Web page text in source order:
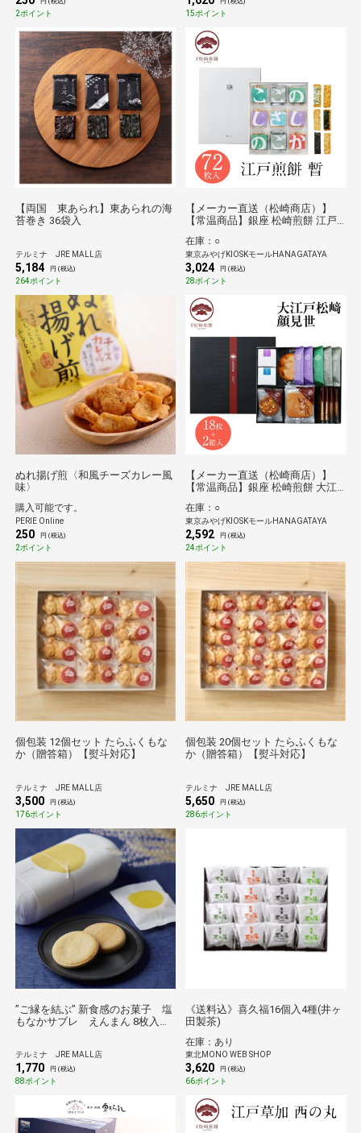
円 (税込)
2ポイント
円 (税込)
15ポイント
【両国 東あられ】東あられの海
苔巻き 36袋入
テルミナ JRE MALL店
5,184 円 (税込)
264ポイント
【メーカー直送（松崎商店）】
【常温商品】銀座 松崎煎餅 江戸
在庫：○
東京みやげKIOSKモールHANAGATAYA
3,024 円 (税込)
28ポイント
ぬれ揚げ煎〈和風チーズカレー風
味〉
購入可能です。
PERIE Online
250 円 (税込)
2ポイント
【メーカー直送（松崎商店）】
【常温商品】銀座 松崎煎餅 大江
在庫：○
東京みやげKIOSKモールHANAGATAYA
2,592 円 (税込)
24ポイント
個包装 12個セット たらふくもな
か（贈答箱）【熨斗対応】
テルミナ JRE MALL店
3,500 円 (税込)
176ポイント
個包装 20個セット たらふくもな
か（贈答箱）【熨斗対応】
テルミナ JRE MALL店
5,650 円 (税込)
286ポイント
”ご縁を結ぶ” 新食感のお菓子 塩
もなかサブレ えんまん 8枚入り
テルミナ JRE MALL店
1,770 円 (税込)
88ポイント
《送料込》喜久福16個入4種(井ヶ
田製茶)
在庫：あり
東北MONO WEB SHOP
3,620 円 (税込)
66ポイント